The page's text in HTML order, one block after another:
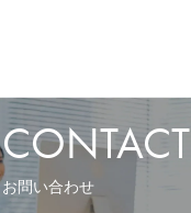
CONTACT
お問い合わせ